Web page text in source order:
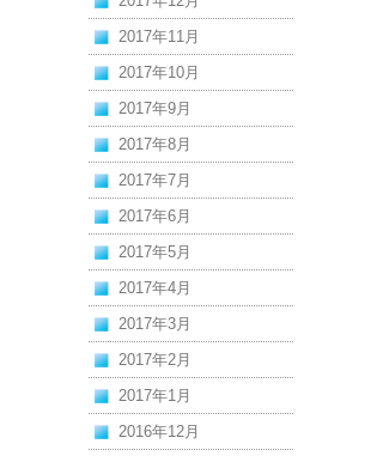
2017年11月
2017年10月
2017年9月
2017年8月
2017年7月
2017年6月
2017年5月
2017年4月
2017年3月
2017年2月
2017年1月
2016年12月